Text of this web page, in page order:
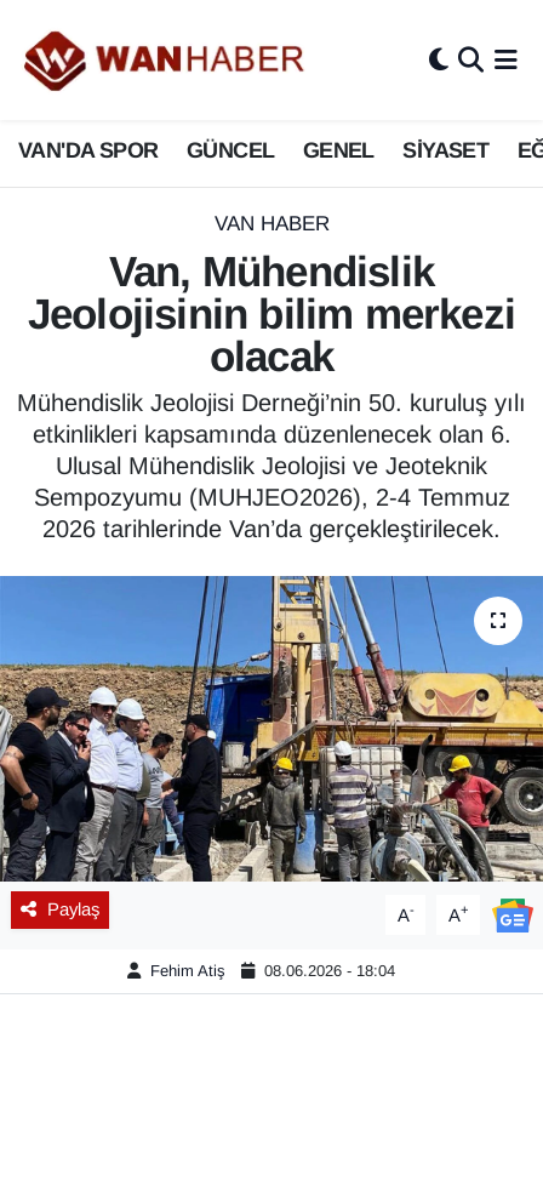
VAN'DA SPOR GÜNCEL GENEL SİYASET
VAN HABER
Van, Mühendislik
Jeolojisinin bilim merkezi
olacak
Mühendislik Jeolojisi Derneği’nin 50. kuruluş yılı
etkinlikleri kapsamında düzenlenecek olan 6.
Ulusal Mühendislik Jeolojisi ve Jeoteknik
Sempozyumu (MUHJEO2026), 2-4 Temmuz
2026 tarihlerinde Van’da gerçekleştirilecek.
Paylaş A- A+
Fehim Atiş 08.06.2026 - 18:04
3.SAYFA
ASAYİŞ
BİLİM VE TEKNOLOJİ
Biyografi
Bölge Haberleri
ÇEVRE
Deprem
Dernekler, Odalar
EĞİTİM
EKONOMİ
Eleman
Emlak
En çok konuşulanlar
Van Nöbetçi Eczaneler
Van Hava Durumu
Van Namaz Vakitleri
Van Trafik Yoğunluk Haritası
Süper Lig Puan Durumu ve Fikstür
Tüm Manşetler
Son Dakika Haberleri
Haber Arşivi